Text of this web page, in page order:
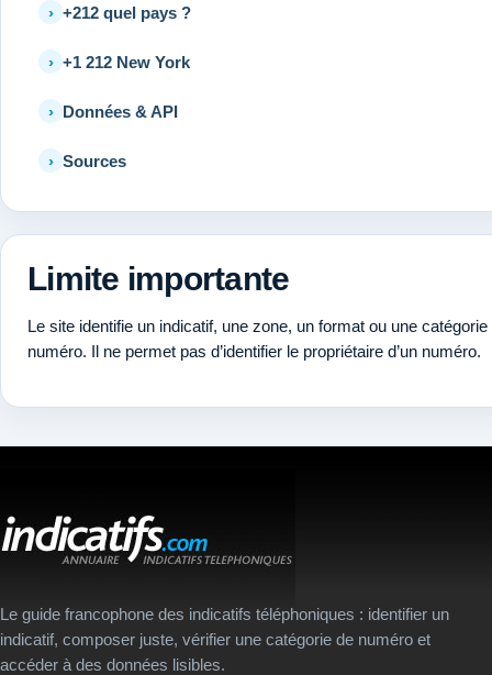
+212 quel pays ?
+1 212 New York
Données & API
Sources
Limite importante
Le site identifie un indicatif, une zone, un format ou une catégorie
numéro. Il ne permet pas d’identifier le propriétaire d’un numéro.
Le guide francophone des indicatifs téléphoniques : identifier un
indicatif, composer juste, vérifier une catégorie de numéro et
accéder à des données lisibles.